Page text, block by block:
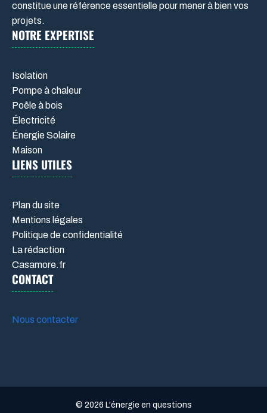
constitue une référence essentielle pour mener à bien vos
projets.
NOTRE EXPERTISE
Isolation
Pompe à chaleur
Poêle à bois
Électricité
Énergie Solaire
Maison
LIENS UTILES
Plan du site
Mentions légales
Politique de confidentialité
La rédaction
Casamore.fr
CONTACT
Nous contacter
© 2026 L'énergie en questions